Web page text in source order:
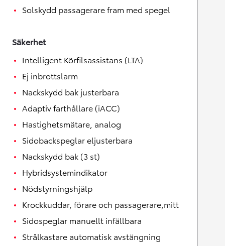
Solskydd passagerare fram med spegel
Säkerhet
Intelligent Körfilsassistans (LTA)
Ej inbrottslarm
Nackskydd bak justerbara
Adaptiv farthållare (iACC)
Hastighetsmätare, analog
Sidobackspeglar eljusterbara
Nackskydd bak (3 st)
Hybridsystemindikator
Nödstyrningshjälp
Krockkuddar, förare och passagerare,mitt
Sidospeglar manuellt infällbara
Strålkastare automatisk avstängning